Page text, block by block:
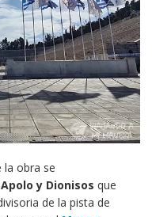
la obra se
y Dionisos que
de la pista de